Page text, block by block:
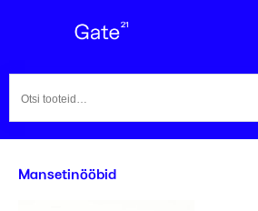
Mansetinööbid